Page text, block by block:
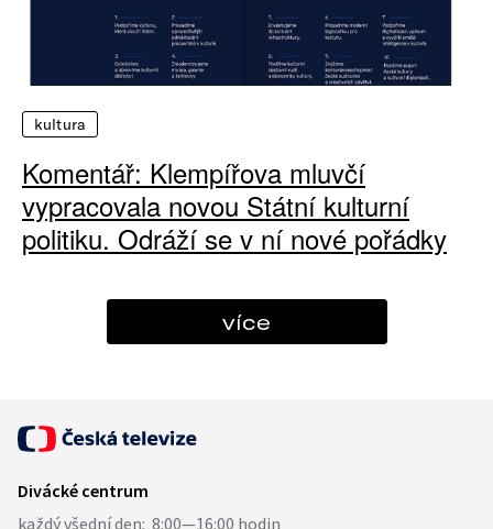
kultura
Komentář: Klempířova mluvčí
vypracovala novou Státní kulturní
politiku. Odráží se v ní nové pořádky
více